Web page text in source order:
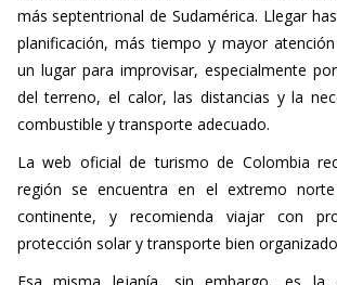
más septentrional de Sudamérica. Llegar
planificación, más tiempo y mayor
un lugar para improvisar, especialmente
del terreno, el calor, las distancias y la
combustible y transporte adecuado.
La web oficial de turismo de Colombia
región se encuentra en el extremo
continente, y recomienda viajar con
protección solar y transporte bien